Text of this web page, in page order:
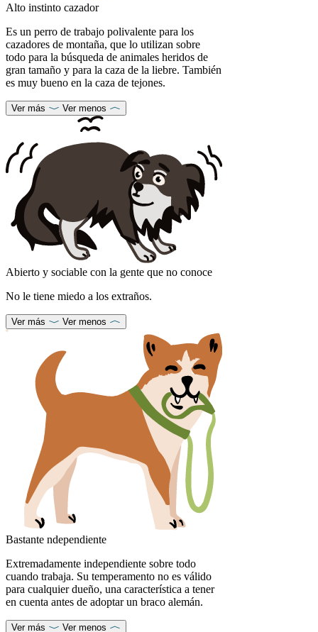
Alto instinto cazador
Es un perro de trabajo polivalente para los
cazadores de montaña, que lo utilizan sobre
todo para la búsqueda de animales heridos de
gran tamaño y para la caza de la liebre. También
es muy bueno en la caza de tejones.
Ver más Ver menos
Abierto y sociable con la gente que no conoce
No le tiene miedo a los extraños.
Ver más Ver menos
Bastante ndependiente
Extremadamente independiente sobre todo
cuando trabaja. Su temperamento no es válido
para cualquier dueño, una característica a tener
en cuenta antes de adoptar un braco alemán.
Ver más Ver menos